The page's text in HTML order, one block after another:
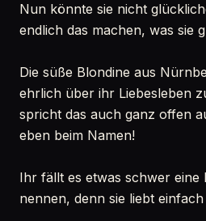
Nun könnte sie nicht
endlich das machen, was sie
Die süße Blondine aus
ehrlich über ihr Liebesleben
spricht das auch ganz offen
eben beim Namen!
Ihr fällt es etwas schwer eine
nennen, denn sie liebt einfach